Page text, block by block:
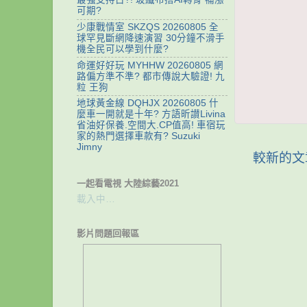
較新的
可期?
少康戰情室 SKZQS 20260805 全
球罕見斷網降速演習 30分鐘不滑手
機全民可以學到什麼?
命運好好玩 MYHHW 20260805 網
路偏方準不準? 都市傳說大驗證! 九
粒 王狗
地球黃金線 DQHJX 20260805 什
麼車一開就是十年? 方語昕讃Livina
省油好保養.空間大.CP值高! 車宿玩
家的熱門選擇車款有? Suzuki
Jimny
一起看電視 大陸綜藝2021
載入中…
影片問題回報區